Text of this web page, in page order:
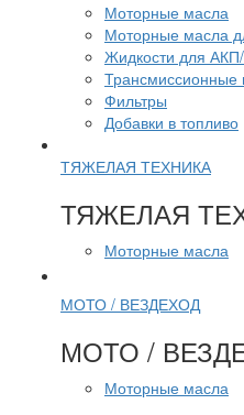
Моторные масла
Моторные масла
Жидкости для
Трансмиссионные
Фильтры
Добавки в топливо
ТЯЖЕЛАЯ ТЕХНИКА
ТЯЖЕЛАЯ
Моторные масла
МОТО / ВЕЗДЕХОД
МОТО /
Моторные масла